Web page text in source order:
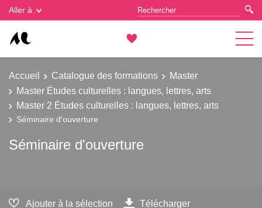
Aller à
Accueil Catalogue des formations
Master
Master Études culturelles : langues, lettres, arts
Master 2 Études culturelles : langues, lettres, arts
Séminaire d'ouverture
Séminaire d'ouverture
Ajouter à la sélection Télécharger
Gestion des cookies